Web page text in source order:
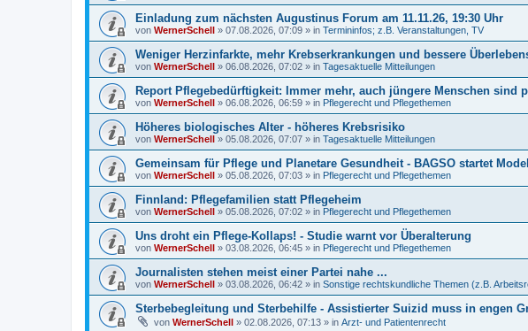
Einladung zum nächsten Augustinus Forum am 11.11.26, 19:30 Uhr
von WernerSchell » 07.08.2026, 07:09 » in Termininfos; z.B. Veranstaltungen, TV
Weniger Herzinfarkte, mehr Krebserkrankungen und bessere
von WernerSchell » 06.08.2026, 07:02 » in Tagesaktuelle Mitteilungen
Report Pflegebedürftigkeit: Immer mehr, auch jüngere Menschen sind
von WernerSchell » 06.08.2026, 06:59 » in Pflegerecht und Pflegethemen
Höheres biologisches Alter - höheres Krebsrisiko
von WernerSchell » 05.08.2026, 07:07 » in Tagesaktuelle Mitteilungen
Gemeinsam für Pflege und Planetare Gesundheit - BAGSO startet
von WernerSchell » 05.08.2026, 07:03 » in Pflegerecht und Pflegethemen
Finnland: Pflegefamilien statt Pflegeheim
von WernerSchell » 05.08.2026, 07:02 » in Pflegerecht und Pflegethemen
Uns droht ein Pflege-Kollaps! - Studie warnt vor Überalterung
von WernerSchell » 03.08.2026, 06:45 » in Pflegerecht und Pflegethemen
Journalisten stehen meist einer Partei nahe ...
von WernerSchell » 03.08.2026, 06:42 » in Sonstige rechtskundliche Themen (z.B.
Sterbebegleitung und Sterbehilfe - Assistierter Suizid muss in engen
von WernerSchell » 02.08.2026, 07:13 » in Arzt- und Patientenrecht